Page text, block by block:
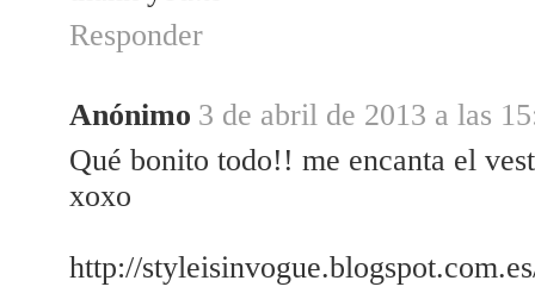
Responder
Anónimo 3 de abril de 2013 a las
Qué bonito todo!! me encanta el
xoxo
http://